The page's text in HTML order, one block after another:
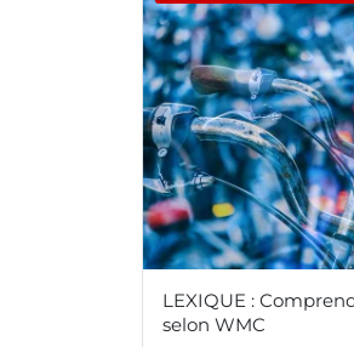
LEXIQUE :
selon WMC